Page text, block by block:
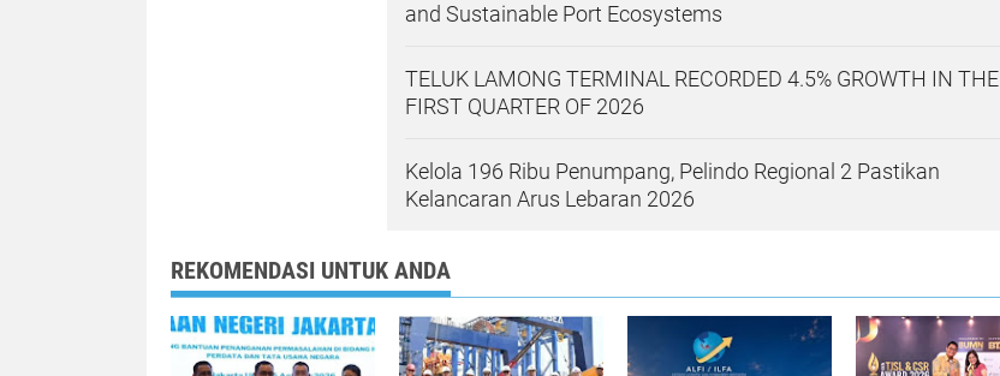
and Sustainable Port Ecosystems
TELUK LAMONG TERMINAL RECORDED 4.5% GROWTH IN THE
FIRST QUARTER OF 2026
Kelola 196 Ribu Penumpang, Pelindo Regional 2 Pastikan
Kelancaran Arus Lebaran 2026
REKOMENDASI UNTUK ANDA